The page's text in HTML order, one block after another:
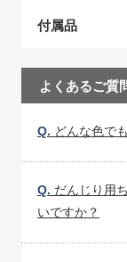
付属品
よくあるご質
Q. どんな色で
Q. だんじり用
いですか？